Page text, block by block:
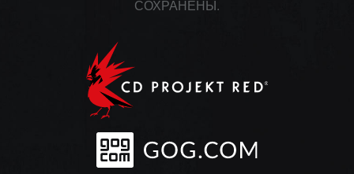
СОХРАНЕНЫ.